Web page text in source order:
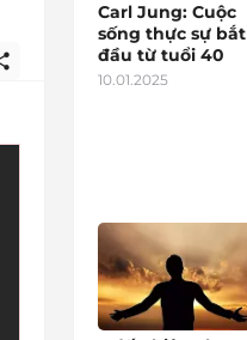
Carl Jung: Cuộc
sống thực sự bắt
đầu từ tuổi 40
10.01.2025